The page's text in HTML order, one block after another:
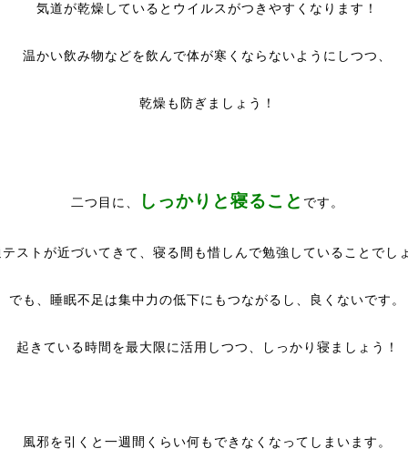
気道が乾燥しているとウイルスがつきやすくなります！
温かい飲み物などを飲んで体が寒くならないようにしつつ、
乾燥も防ぎましょう！
二つ目に、 しっかりと寝ること です。
ストが近づいてきて、寝る間も惜しんで勉強していることでしょ
でも、睡眠不足は集中力の低下にもつながるし、良くないです。
起きている時間を最大限に活用しつつ、しっかり寝ましょう！
風邪を引くと一週間くらい何もできなくなってしまいます。